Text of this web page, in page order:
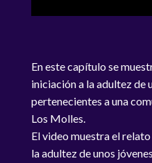
En este capítulo se
iniciación a la adultez de
pertenecientes a una
Los Molles.
El video muestra el
la adultez de unos